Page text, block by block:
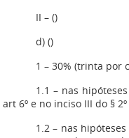
II – ()
d) ()
1 – 30% (trinta por
1.1 – nas
art 6º e no inciso III do §
1.2 – nas